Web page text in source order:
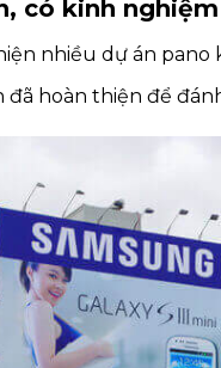
có kinh nghiệm
nhiều dự án pano
hoàn thiện để